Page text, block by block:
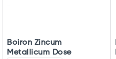
Boiron Zincum
Metallicum Dose